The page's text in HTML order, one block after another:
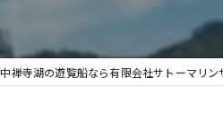
中禅寺湖の遊覧船なら有限会社サトーマリン